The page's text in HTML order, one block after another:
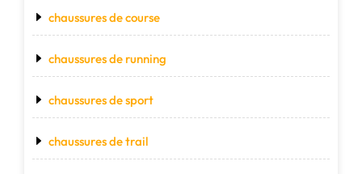
chaussures de course
chaussures de running
chaussures de sport
chaussures de trail